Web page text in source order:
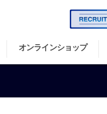
オンラインショップ